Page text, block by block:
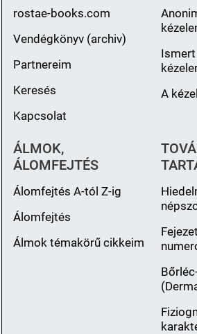
rostae-books.com
Vendégkönyv (archiv)
Partnereim
Keresés
Kapcsolat
A
ÁLMOK,
ÁLOMFEJTÉS
Álomfejtés A-tól Z-ig
Álomfejtés
Álmok témakörű cikkeim